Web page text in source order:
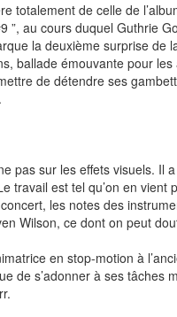
totalement de celle de
”, au cours duquel Guthrie
la deuxième surprise de
ballade émouvante pour
de détendre ses
pas sur les effets visuels. Il
est tel qu’on en vient
les notes des
Wilson, ce dont on peut
en stop-motion à
de s’adonner à ses tâches